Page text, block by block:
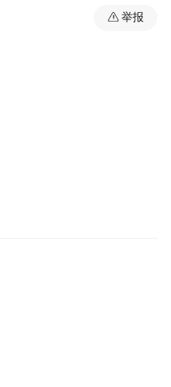
永棋、孙晶晶等全
举报